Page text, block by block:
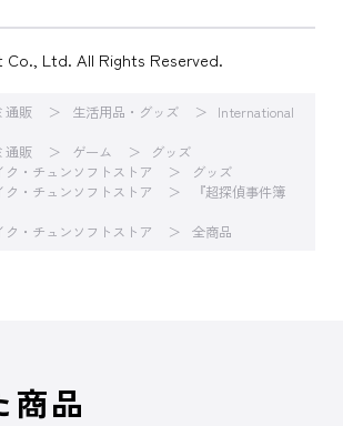
Co., Ltd. All Rights Reserved.
通販 生活用品・グッズ
International
通販 ゲーム
グッズ
ク・チュンソフトストア
グッズ
ク・チュンソフトストア
『超探偵事件簿
ク・チュンソフトストア 全商品
商品